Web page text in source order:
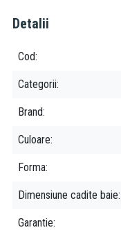
Detalii
Cod
Categorii
Brand
Culoare
Forma
Dimensiune cadite baie
Garantie